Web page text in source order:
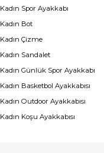
Kadın Spor Ayakkabı
Kadın Bot
Kadın Çizme
Kadın Sandalet
Kadın Günlük Spor Ayakkabı
Kadın Basketbol Ayakkabısı
Kadın Outdoor Ayakkabısı
Kadın Koşu Ayakkabısı